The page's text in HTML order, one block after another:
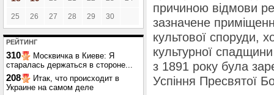
25 26 27 28 29 30
РЕЙТИНГ
310
Москвичка в Киеве: Я
старалась держаться в стороне...
208
Итак, что происходит в
Украине на самом деле
причиною відмови
зазначене
культової споруди,
культурної
з 1891 року була
Успіння Пресвятої